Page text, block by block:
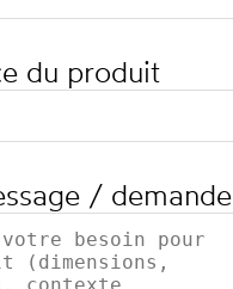
du produit
/ demande